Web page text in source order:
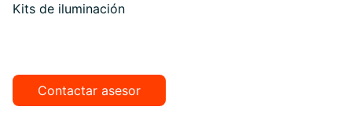
Kits de iluminación
Contactar asesor